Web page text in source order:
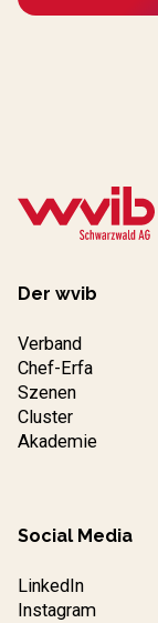
Der wvib
Verband
Chef-Erfa
Szenen
Cluster
Akademie
Social Media
LinkedIn
Instagram